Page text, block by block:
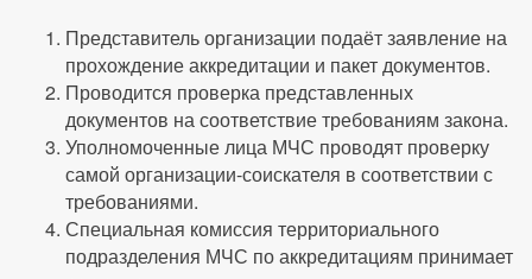
Представитель организации подаёт заявление на
прохождение аккредитации и пакет документов.
Проводится проверка представленных
документов на соответствие требованиям закона.
Уполномоченные лица МЧС проводят проверку
самой организации-соискателя в соответствии с
требованиями.
Специальная комиссия территориального
подразделения МЧС по аккредитациям принимает